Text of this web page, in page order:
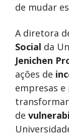
de mudar
A diretora
Social da
Jenichen
ações de
empresas e
transformar
de